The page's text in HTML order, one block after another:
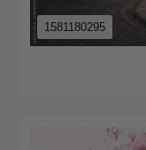
1581180295